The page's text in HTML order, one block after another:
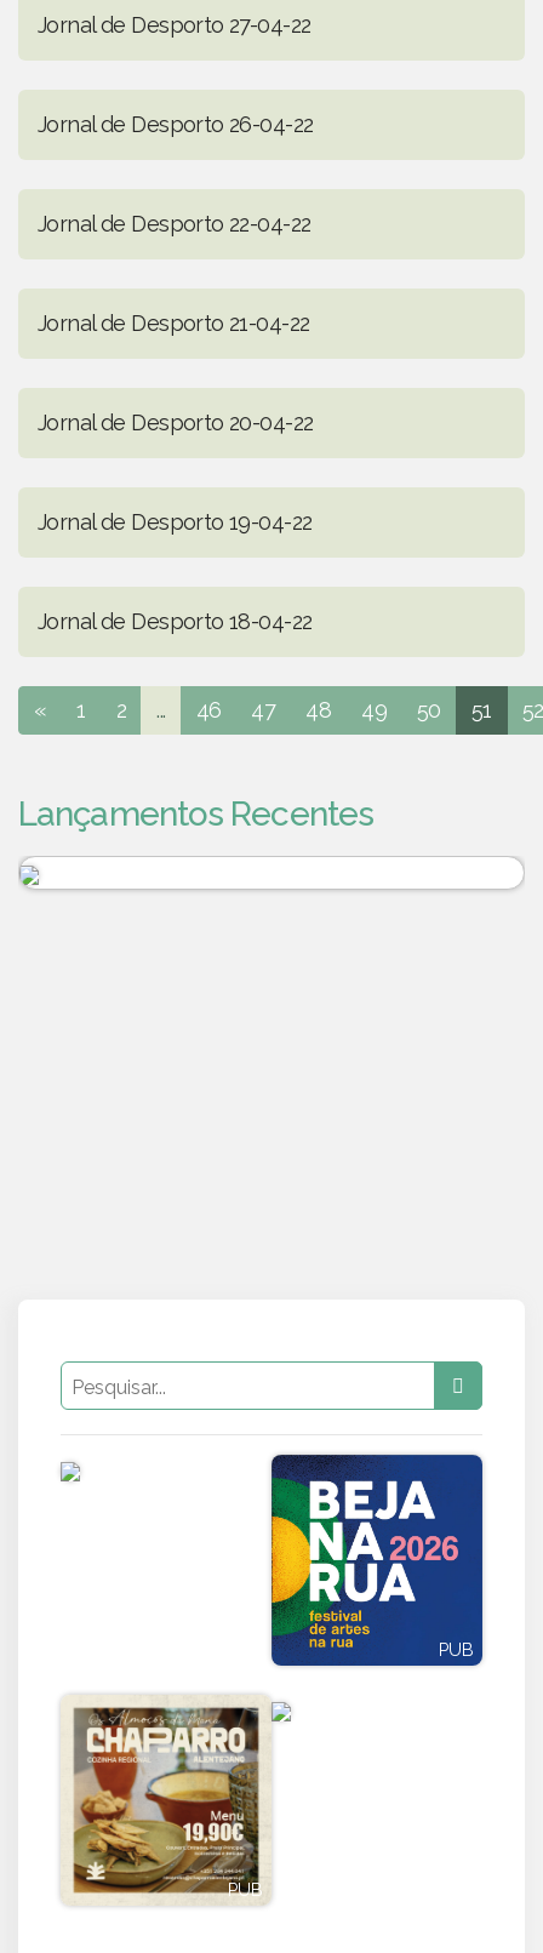
Jornal de Desporto 27-04-22
Jornal de Desporto 26-04-22
Jornal de Desporto 22-04-22
Jornal de Desporto 21-04-22
Jornal de Desporto 20-04-22
Jornal de Desporto 19-04-22
Jornal de Desporto 18-04-22
« 1 2 ... 46 47 48 49 50 51 52
Lançamentos Recentes
PUB
PUB